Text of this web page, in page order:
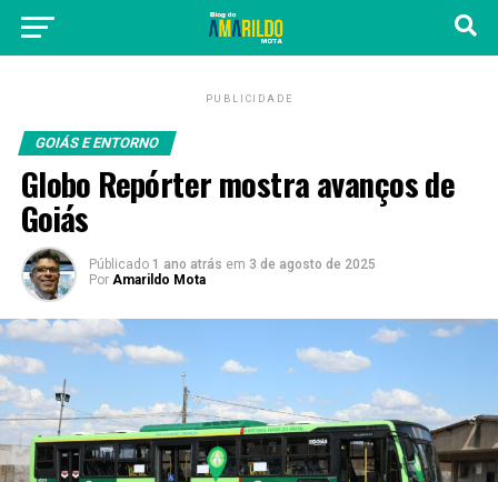
PUBLICIDADE
GOIÁS E ENTORNO
Globo Repórter mostra avanços de
Goiás
Públicado 1 ano atrás em 3 de agosto de 2025
Por Amarildo Mota